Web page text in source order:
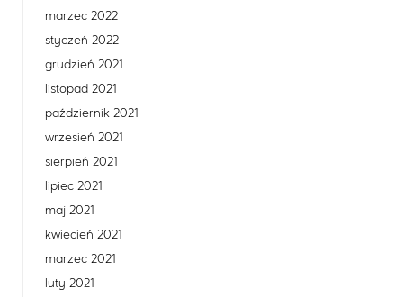
marzec 2022
styczeń 2022
grudzień 2021
listopad 2021
październik 2021
wrzesień 2021
sierpień 2021
lipiec 2021
maj 2021
kwiecień 2021
marzec 2021
luty 2021